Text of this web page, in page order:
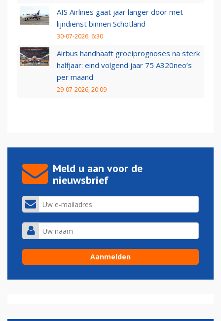
AIS Airlines gaat jaar langer door met
lijndienst binnen Schotland
30-07-2026, 6:30
Airbus handhaaft groeiprognoses na sterk
halfjaar: eind volgend jaar 75 A320neo’s
per maand
29-07-2026, 20:09
Meld u aan voor de
nieuwsbrief